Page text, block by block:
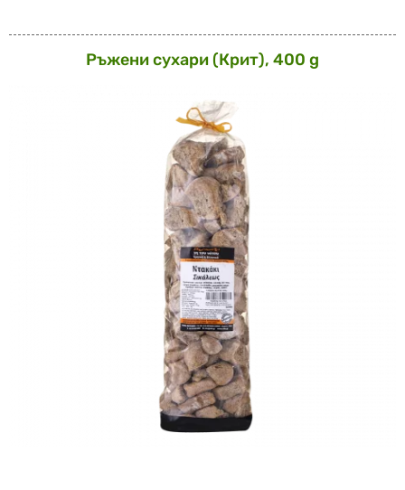
Ръжени сухари (Крит), 400 g